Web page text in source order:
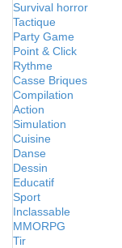
Survival horror
Tactique
Party Game
Point & Click
Rythme
Casse Briques
Compilation
Action
Simulation
Cuisine
Danse
Dessin
Educatif
Sport
Inclassable
MMORPG
Tir